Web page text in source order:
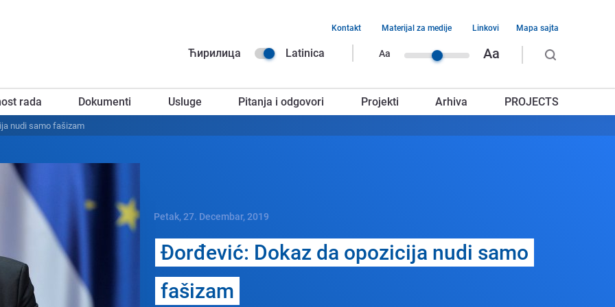
Ћирилица Latinica Aa Aa
Navigacija
zaglavlja
Kontakt Materijal za medije Linkovi Mapa sajta
rada Dokumenti Usluge Pitanja i odgovori Projekti Arhiva PROJECTS
nudi samo fašizam
Petak, 27. Decembar, 2019
Đorđеvić: Dokaz da opozicija nudi samo
fašizam